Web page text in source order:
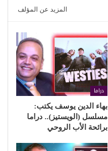
المزيد عن المؤلف
دراما
بهاء الدين يوسف يكتب:
مسلسل (الويستيز).. دراما
برائحة الأب الروحي